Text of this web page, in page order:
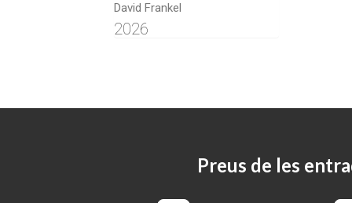
David Frankel
2026
Preus de les